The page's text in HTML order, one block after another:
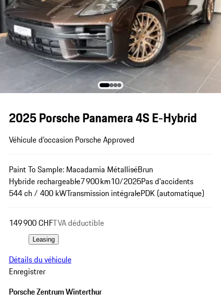
2025 Porsche Panamera 4S E-Hybrid
Véhicule d’occasion Porsche Approved
Paint To Sample: Macadamia MétalliséBrun
Hybride rechargeable7 900 km10/2025Pas d'accidents
544 ch / 400 kWTransmission intégralePDK (automatique)
149 900 CHFTVA déductible
Leasing
Détails du véhicule
Enregistrer
Porsche Zentrum Winterthur